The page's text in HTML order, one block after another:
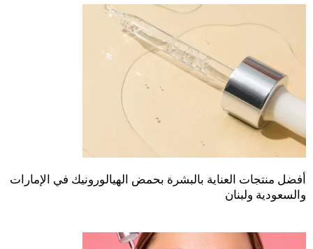
أفضل منتجات العناية بالبشرة بحمض الهيالورونيك في الإمارات
والسعودية ولبنان